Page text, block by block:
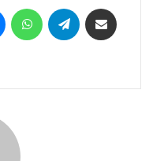
Messenger WhatsApp Telegram